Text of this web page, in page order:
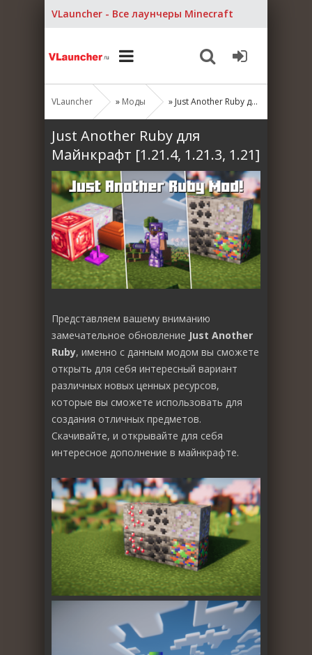
VLauncher - Все лаунчеры Minecraft
VLauncher » Моды » Just Another Ruby для Майнкрафт [1.21.4, 1.21.3, 1.21]
Just Another Ruby для
Майнкрафт [1.21.4, 1.21.3, 1.21]
Представляем вашему вниманию
замечательное обновление Just Another
Ruby, именно с данным модом вы сможете
открыть для себя интересный вариант
различных новых ценных ресурсов,
которые вы сможете использовать для
создания отличных предметов.
Скачивайте, и открывайте для себя
интересное дополнение в майнкрафте.